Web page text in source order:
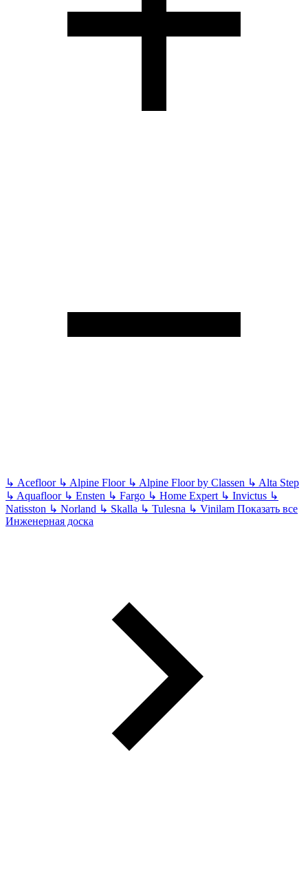
↳ Acefloor ↳ Alpine Floor ↳ Alpine Floor by Classen ↳ Alta Step
↳ Aquafloor ↳ Ensten ↳ Fargo ↳ Home Expert ↳ Invictus ↳
Natisston ↳ Norland ↳ Skalla ↳ Tulesna ↳ Vinilam Показать все
Инженерная доска